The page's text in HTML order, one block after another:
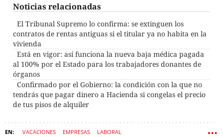
Noticias relacionadas
El Tribunal Supremo lo confirma: se extinguen los
contratos de rentas antiguas si el titular ya no habita en la
vivienda
Está en vigor: así funciona la nueva baja médica pagada
al 100% por el Estado para los trabajadores donantes de
órganos
Confirmado por el Gobierno: la condición con la que no
tendrás que pagar dinero a Hacienda si congelas el precio
de tus pisos de alquiler
VACACIONES EMPRESAS LABORAL